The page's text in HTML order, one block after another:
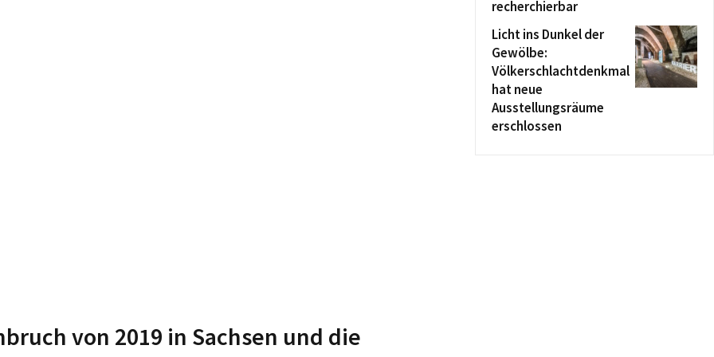
von 2019 in Sachsen und die
recherchierbar
Licht ins Dunkel der
Gewölbe:
Völkerschlachtdenkmal
hat neue
Ausstellungsräume
erschlossen